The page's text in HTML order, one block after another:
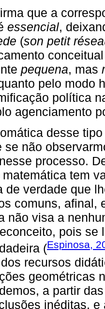
que a
essencial,
(son petit
pequena, mas
pelo modo
política
agenciamento
desse
se não
processo.
matemática tem
de verdade que
comuns, afinal,
não visa a
pois se
(Espinosa,
recursos
geométricas
a partir
inéditas,